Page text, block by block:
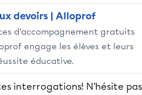
devoirs | Alloprof
d’accompagnement gratuits
engage les élèves et leurs
éducative.
interrogations! N'hésite